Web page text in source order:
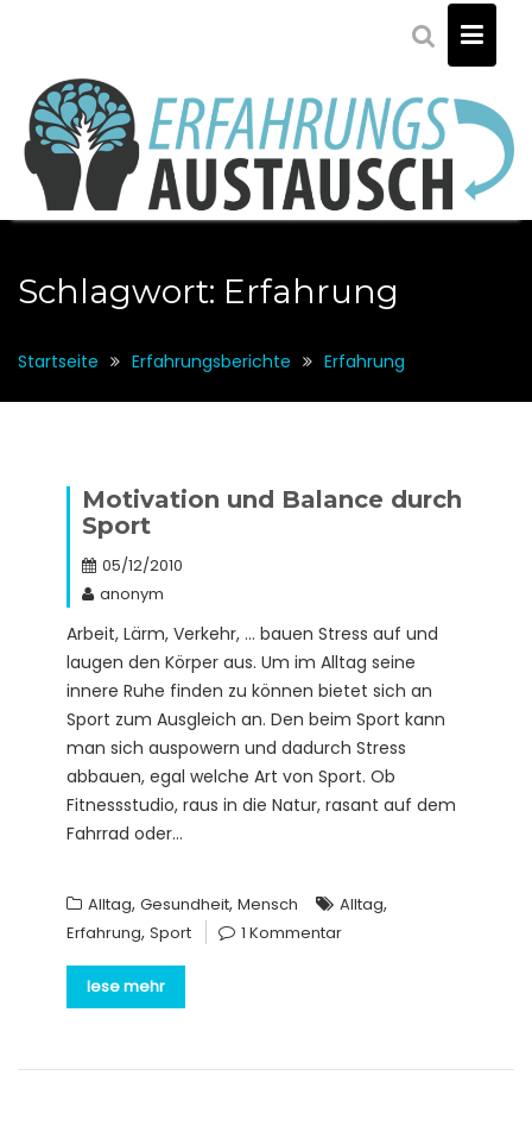
o
Schlagwort: Erfahrung
Startseite Erfahrungsberichte Erfahrung
Motivation und Balance durch
Sport
05/12/2010
anonym
Arbeit, Lärm, Verkehr, … bauen Stress auf und
laugen den Körper aus. Um im Alltag seine
innere Ruhe finden zu können bietet sich an
Sport zum Ausgleich an. Den beim Sport kann
man sich auspowern und dadurch Stress
abbauen, egal welche Art von Sport. Ob
Fitnessstudio, raus in die Natur, rasant auf dem
Fahrrad oder…
Alltag, Gesundheit, Mensch Alltag,
Erfahrung, Sport 1 Kommentar
lese mehr